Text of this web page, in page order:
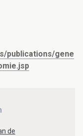
publications/gene
de